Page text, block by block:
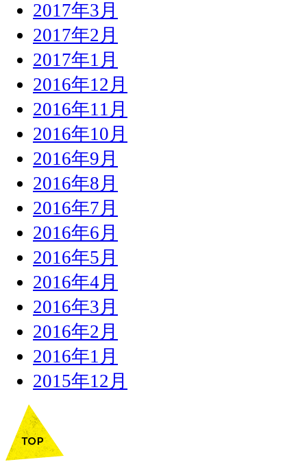
2017年3月
2017年2月
2017年1月
2016年12月
2016年11月
2016年10月
2016年9月
2016年8月
2016年7月
2016年6月
2016年5月
2016年4月
2016年3月
2016年2月
2016年1月
2015年12月